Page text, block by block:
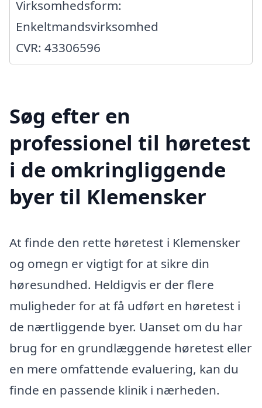
Virksomhedsform:
Enkeltmandsvirksomhed
CVR: 43306596
Søg efter en
professionel til høretest
i de omkringliggende
byer til Klemensker
At finde den rette høretest i Klemensker
og omegn er vigtigt for at sikre din
høresundhed. Heldigvis er der flere
muligheder for at få udført en høretest i
de nærtliggende byer. Uanset om du har
brug for en grundlæggende høretest eller
en mere omfattende evaluering, kan du
finde en passende klinik i nærheden.